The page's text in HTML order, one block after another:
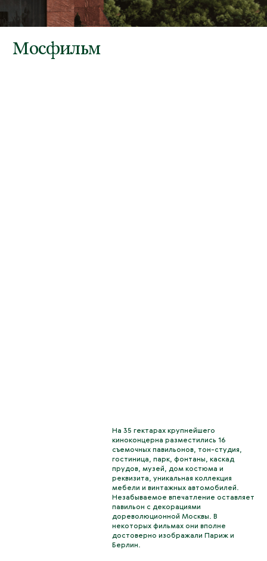
Мосфильм
На 35 гектарах крупнейшего
киноконцерна разместились 16
съемочных павильонов, тон-студия,
гостиница, парк, фонтаны, каскад
прудов, музей, дом костюма и
реквизита, уникальная коллекция
мебели и винтажных автомобилей.
Незабываемое впечатление оставляет
павильон с декорациями
дореволюционной Москвы. В
некоторых фильмах они вполне
достоверно изображали Париж и
Берлин.